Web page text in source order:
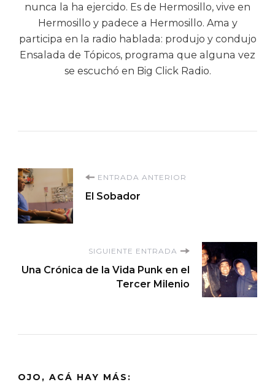
nunca la ha ejercido. Es de Hermosillo, vive en
Hermosillo y padece a Hermosillo. Ama y
participa en la radio hablada: produjo y condujo
Ensalada de Tópicos, programa que alguna vez
se escuchó en Big Click Radio.
Navegación
de
entradas
ENTRADA ANTERIOR
El Sobador
SIGUIENTE ENTRADA
Una Crónica de la Vida Punk en el
Tercer Milenio
OJO, ACÁ HAY MÁS: